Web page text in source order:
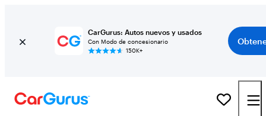
CarGurus: Autos nuevos y usados
Con Modo de concesionario
150K+